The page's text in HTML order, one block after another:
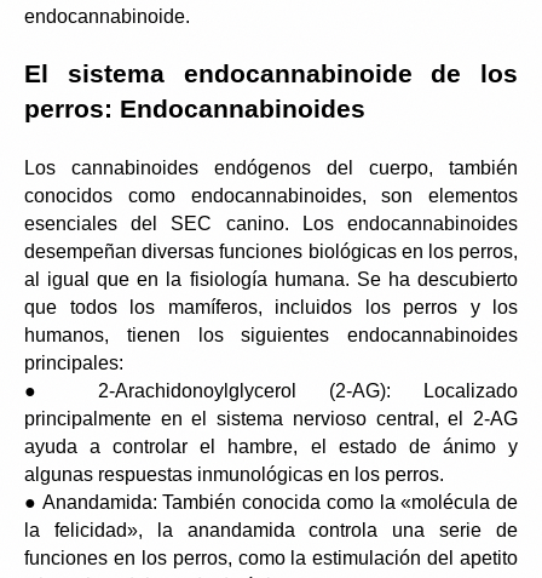
endocannabinoide.
El sistema endocannabinoide de los
perros: Endocannabinoides
Los cannabinoides endógenos del cuerpo, también
conocidos como endocannabinoides, son elementos
esenciales del SEC canino. Los endocannabinoides
desempeñan diversas funciones biológicas en los perros,
al igual que en la fisiología humana. Se ha descubierto
que todos los mamíferos, incluidos los perros y los
humanos, tienen los siguientes endocannabinoides
principales:
● 2-Arachidonoylglycerol (2-AG): Localizado
principalmente en el sistema nervioso central, el 2-AG
ayuda a controlar el hambre, el estado de ánimo y
algunas respuestas inmunológicas en los perros.
● Anandamida: También conocida como la «molécula de
la felicidad», la anandamida controla una serie de
funciones en los perros, como la estimulación del apetito